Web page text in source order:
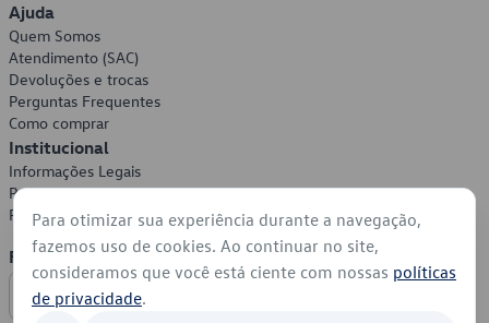
Ajuda
Quem Somos
Atendimento (SAC)
Devoluções e trocas
Perguntas Frequentes
Como comprar
Institucional
Informações Legais
Política de Privacidade
Política de Cookies
Formas de Pagamento
Para otimizar sua experiência durante a navegação,
fazemos uso de cookies. Ao continuar no site,
consideramos que você está ciente com nossas políticas
de privacidade.